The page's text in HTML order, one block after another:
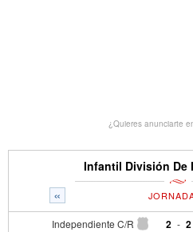
¿Quieres anunciarte
Infantil División De
«
Independiente C/R 2 - 2